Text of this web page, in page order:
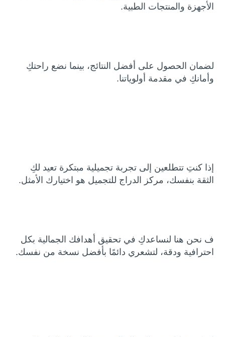
الأجهزة والمنتجات الطبية.
لضمان الحصول على أفضل النتائج، بينما نضع راحتكِ
وأمانكِ في مقدمة أولوياتنا.
إذا كنتِ تتطلعين إلى تجربة تجميلية مبتكرة تعيد لكِ
الثقة بنفسك، مركز الدراج للتجميل هو اختيارك الأمثل.
ف نحن هنا لنساعدكِ في تحقيق أهدافك الجمالية بكل
احترافية ودقة، لتشعري دائمًا بأفضل نسخة من نفسك.